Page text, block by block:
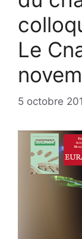
Le
5 octobre